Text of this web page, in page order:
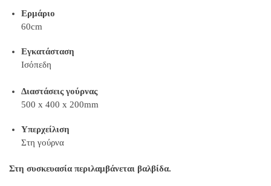
Ερμάριο
60cm
Εγκατάσταση
Ισόπεδη
Διαστάσεις γούρνας
500 x 400 x 200mm
Υπερχείλιση
Στη γούρνα
Στη συσκευασία περιλαμβάνεται βαλβίδα.